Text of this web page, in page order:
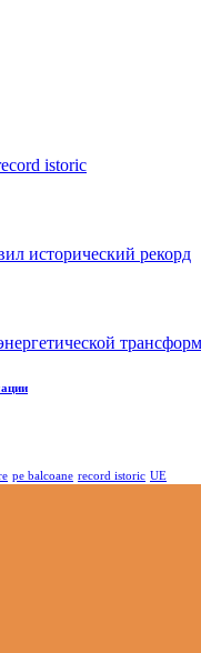
pe balcoane record istoric UE